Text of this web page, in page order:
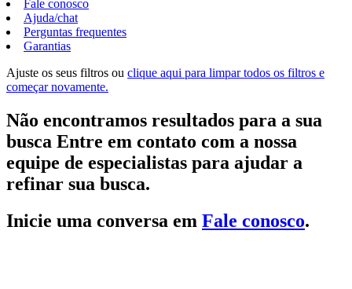
Fale conosco
Ajuda/chat
Perguntas frequentes
Garantias
Ajuste os seus filtros ou clique aqui para limpar todos os filtros e
começar novamente.
Não encontramos resultados para a sua
busca Entre em contato com a nossa
equipe de especialistas para ajudar a
refinar sua busca.
Inicie uma conversa em Fale conosco.